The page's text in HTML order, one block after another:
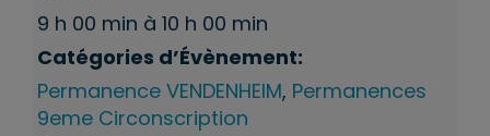
9 h 00 min à 10 h 00 min
Catégories d’Évènement:
Permanence VENDENHEIM, Permanences
9eme Circonscription